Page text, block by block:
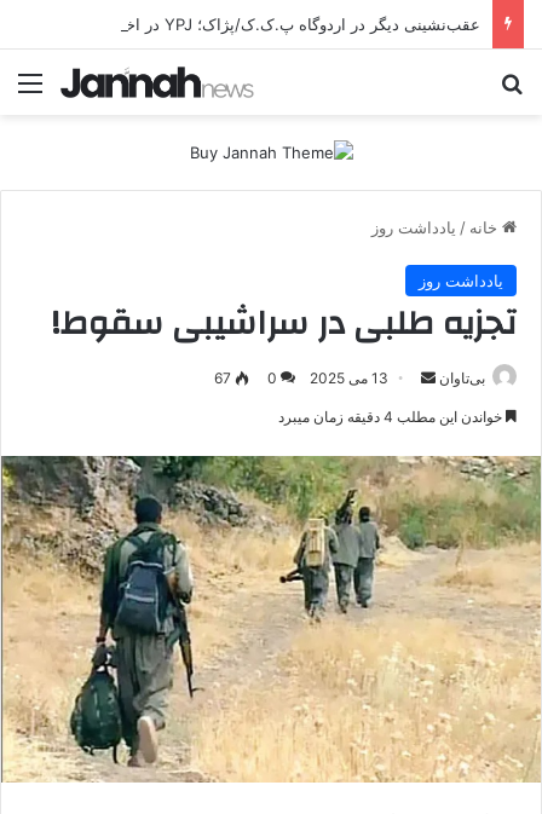
خانه / یادداشت روز
یادداشت روز
تجزیه طلبی در سراشیبی سقوط!
بی‌تاوان
ر
ا
ل
ا
ی
م
13 می 2025 0
67
خواندن این مطلب 4 دقیقه زمان میبرد